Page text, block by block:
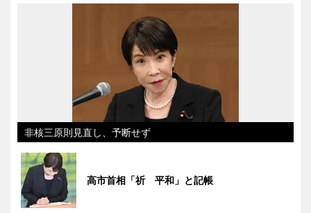
非核三原則見直し、予断せず
高市首相「祈 平和」と記帳